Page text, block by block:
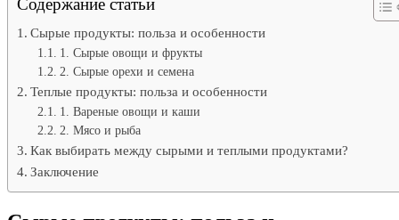
Содержание статьи
Сырые продукты: польза и особенности
1. Сырые овощи и фрукты
2. Сырые орехи и семена
Теплые продукты: польза и особенности
1. Вареные овощи и каши
2. Мясо и рыба
Как выбирать между сырыми и теплыми продуктами?
Заключение